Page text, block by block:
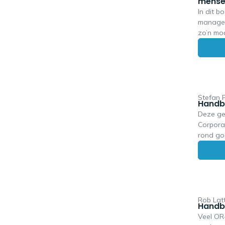
zowel
In dit
zo’n
Stefan
Deze
rond
worden
Rob
Veel